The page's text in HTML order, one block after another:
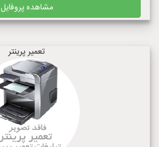
مشاهده پروفایل
تعمیر پرینتر